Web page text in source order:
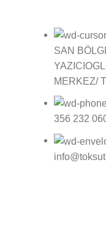
SAN
MERKEZ/
356 232